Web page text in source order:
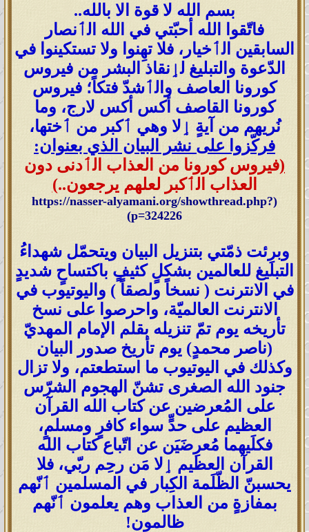
بسم الله لا قوة الا بالله..
فاتّقوا الله أحبّتي في الله الٲنصار
السابقين الٲخيار، فلا تهِنوا ولا تستكينوا في
الدّعوة والتبليغ لٳنقاذ البشر من فيروس
كورونا العاصف والٲشدّ فتكاً؛ فيروس
كورونا القاصف أكس أكس لارج، وما
نُريهم من آيةٍ ٳلا وهي ٲكبر من ٲختها،
فركّزوا على نشر البيان الذي بعنوان:
(فيروس كورونا من العذاب الٲدنى دون
العذاب الٲكبر لعلهم يرجعون..)
(
https://nasser-alyamani.org/showthread.php?
p=324226
)
وبرِئت ذمّتي بتنزيل البيان ويتحمّل شهداءُ
التبليغ للعالمين بشكلٍ كثيفٍ باكتساحٍ شديدٍ
في الانترنت ( نسخاً ولصقاً ) واليوتيوب في
الانترنت العالميّة، واحرصوا على نسخ
تأريخه يوم تمّ تنزيله بقلم الإمام المهديّ
(ناصر محمدٍ) يوم تأريخ صدور البيان
وكذلك في اليوتيوب ما استطعتم، ولا تزال
جنود الله الصغرى تشنّ الهجوم الشرّس
على المُعرضين عن كتاب الله القرآن
العظيم على حدٍّ سواء كافرٍ ومسلمٍ،
فكلَيهما مُعرِضَيَن عن اتّباع كتاب الله
القرآن العظيم ٳلا مَن رحِم ربّي، فلا
يحسبنّ الظّلَمة الكِبار في المسلمين ٲنّهم
بمفازةٍ من العذاب وهم يعلمون ٲنّهم
ظالمون!